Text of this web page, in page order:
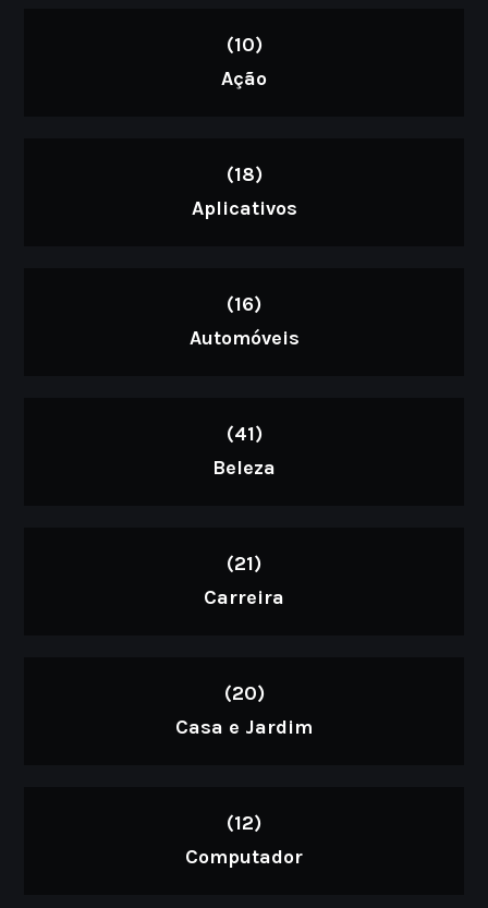
(10)
Ação
(18)
Aplicativos
(16)
Automóveis
(41)
Beleza
(21)
Carreira
(20)
Casa e Jardim
(12)
Computador